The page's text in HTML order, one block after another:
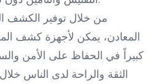
من خلال توفير الكشف
المعادن، يمكن لأجهزة كشف
كبيراً في الحفاظ على الأمن
الثقة والراحة لدى الناس